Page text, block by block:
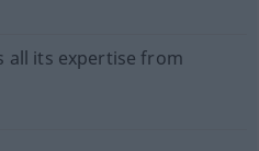
all its expertise from